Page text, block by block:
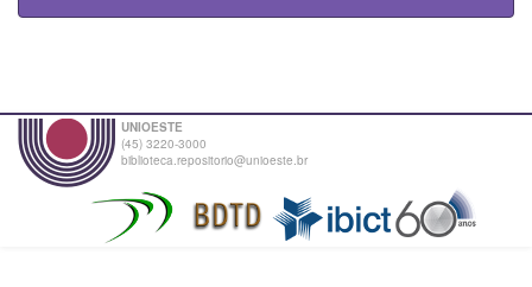
UNIOESTE
(45) 3220-3000
biblioteca.repositorio@unioeste.br